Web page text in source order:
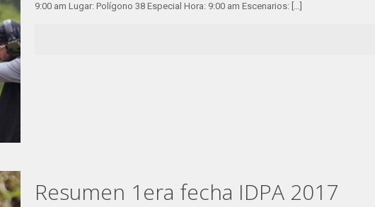
9:00 am Lugar: Polígono 38 Especial Hora: 9:00 am Escenarios: […]
Resumen 1era fecha IDPA 2017